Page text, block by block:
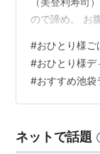
ので諦め。 お
りました。 並
い。 おひとり
すぐに駅に行
行けるので、
おひとり様で
#おひとり様ご
#おひとり様デ
#おすすめ池袋
ネットで話題